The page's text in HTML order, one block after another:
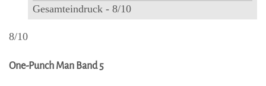
Gesamteindruck - 8/10
8/10
One-Punch Man Band 5